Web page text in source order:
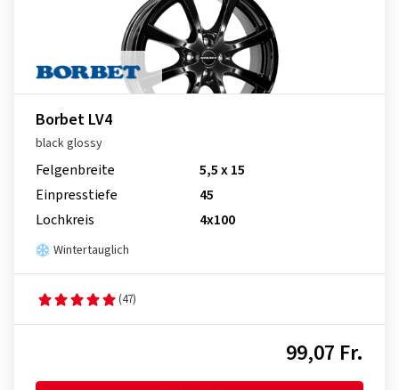
Borbet LV4
black glossy
Felgenbreite
5,5 x 15
Einpresstiefe
45
Lochkreis
4x100
Wintertauglich
(47)
99,07 Fr.